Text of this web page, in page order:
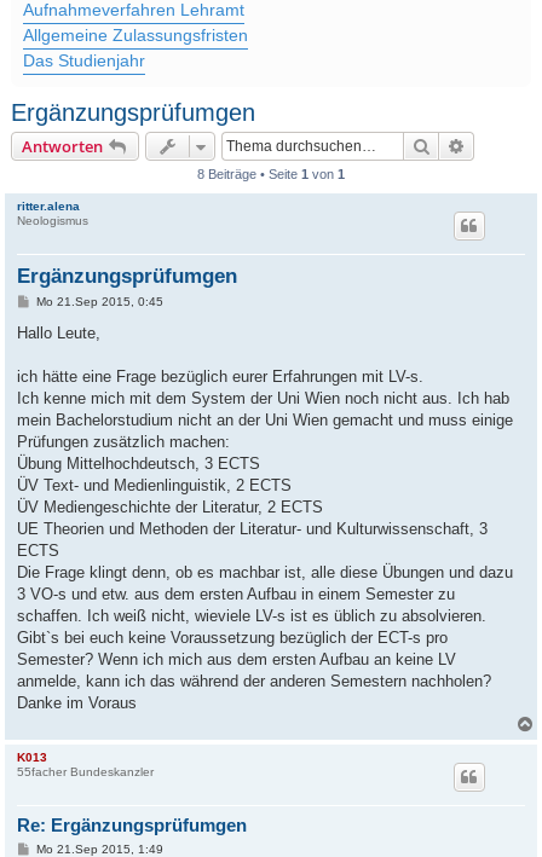
Aufnahmeverfahren Lehramt
Allgemeine Zulassungsfristen
Das Studienjahr
Ergänzungsprüfumgen
Antworten Suche
8 Beiträge • Seite 1 von 1
ritter.alena
Neologismus
Ergänzungsprüfumgen
B
i
a
Mo 21.Sep 2015, 0:45
Hallo Leute,
ich hätte eine Frage bezüglich eurer Erfahrungen mit LV-s.
Ich kenne mich mit dem System der Uni Wien noch nicht aus. Ich hab
mein Bachelorstudium nicht an der Uni Wien gemacht und muss einige
Prüfungen zusätzlich machen:
Übung Mittelhochdeutsch, 3 ECTS
ÜV Text- und Medienlinguistik, 2 ECTS
ÜV Mediengeschichte der Literatur, 2 ECTS
UE Theorien und Methoden der Literatur- und Kulturwissenschaft, 3
ECTS
Die Frage klingt denn, ob es machbar ist, alle diese Übungen und dazu
3 VO-s und etw. aus dem ersten Aufbau in einem Semester zu
schaffen. Ich weiß nicht, wieviele LV-s ist es üblich zu absolvieren.
Gibt`s bei euch keine Voraussetzung bezüglich der ECT-s pro
Semester? Wenn ich mich aus dem ersten Aufbau an keine LV
anmelde, kann ich das während der anderen Semestern nachholen?
Danke im Voraus
K013
55facher Bundeskanzler
Re: Ergänzungsprüfumgen
BMo 21.Sep 2015, 1:49